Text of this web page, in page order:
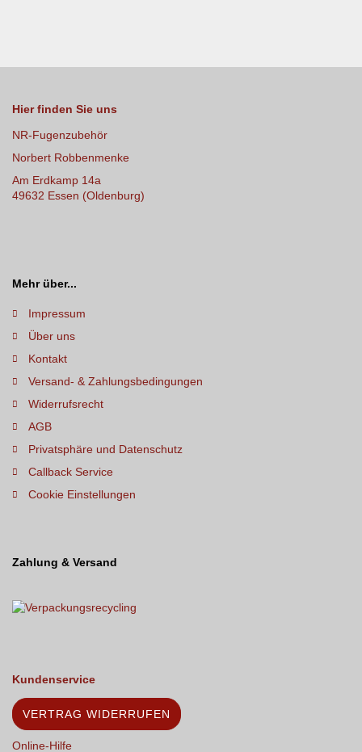
Hier finden Sie uns
NR-Fugenzubehör
Norbert Robbenmenke
Am Erdkamp 14a
49632 Essen (Oldenburg)
Mehr über...
Impressum
Über uns
Kontakt
Versand- & Zahlungsbedingungen
Widerrufsrecht
AGB
Privatsphäre und Datenschutz
Callback Service
Cookie Einstellungen
Zahlung & Versand
Kundenservice
VERTRAG WIDERRUFEN
Online-Hilfe